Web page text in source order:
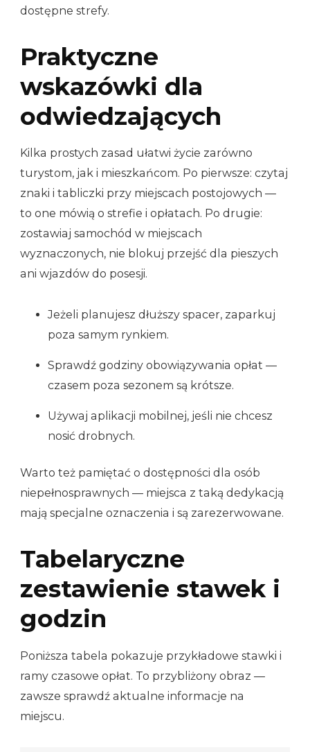
dostępne strefy.
Praktyczne
wskazówki dla
odwiedzających
Kilka prostych zasad ułatwi życie zarówno
turystom, jak i mieszkańcom. Po pierwsze: czytaj
znaki i tabliczki przy miejscach postojowych —
to one mówią o strefie i opłatach. Po drugie:
zostawiaj samochód w miejscach
wyznaczonych, nie blokuj przejść dla pieszych
ani wjazdów do posesji.
Jeżeli planujesz dłuższy spacer, zaparkuj
poza samym rynkiem.
Sprawdź godziny obowiązywania opłat —
czasem poza sezonem są krótsze.
Używaj aplikacji mobilnej, jeśli nie chcesz
nosić drobnych.
Warto też pamiętać o dostępności dla osób
niepełnosprawnych — miejsca z taką dedykacją
mają specjalne oznaczenia i są zarezerwowane.
Tabelaryczne
zestawienie stawek i
godzin
Poniższa tabela pokazuje przykładowe stawki i
ramy czasowe opłat. To przybliżony obraz —
zawsze sprawdź aktualne informacje na
miejscu.